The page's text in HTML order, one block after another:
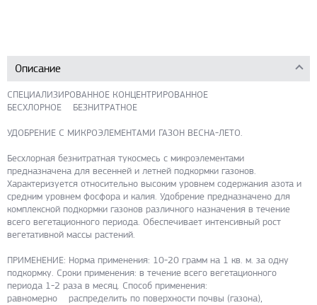
Описание
СПЕЦИАЛИЗИРОВАННОЕ КОНЦЕНТРИРОВАННОЕ
БЕСХЛОРНОЕ БЕЗНИТРАТНОЕ
УДОБРЕНИЕ С МИКРОЭЛЕМЕНТАМИ ГАЗОН ВЕСНА-ЛЕТО.
Бесхлорная безнитратная тукосмесь с микроэлементами
предназначена для весенней и летней подкормки газонов.
Характеризуется относительно высоким уровнем содержания азота и
средним уровнем фосфора и калия. Удобрение предназначено для
комплексной подкормки газонов различного назначения в течение
всего вегетационного периода. Обеспечивает интенсивный рост
вегетативной массы растений.
ПРИМЕНЕНИЕ: Норма применения: 10-20 грамм на 1 кв. м. за одну
подкормку. Сроки применения: в течение всего вегетационного
периода 1-2 раза в месяц. Способ применения:
равномерно распределить по поверхности почвы (газона),